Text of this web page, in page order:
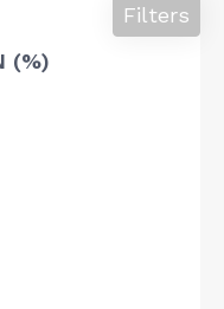
(%)
Filters